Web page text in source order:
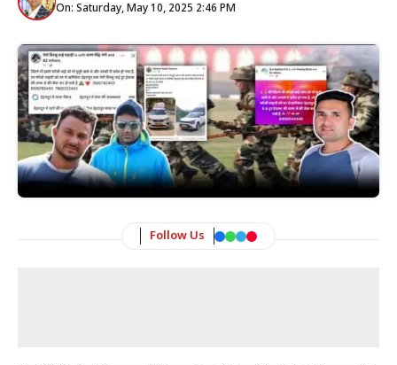
On: Saturday, May 10, 2025 2:46 PM
Follow Us